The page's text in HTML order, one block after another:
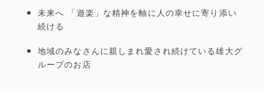
未来へ 「遊楽」な精神を軸に人の幸せに寄り添い
続ける
地域のみなさんに親しまれ愛され続けている雄大グ
ループのお店